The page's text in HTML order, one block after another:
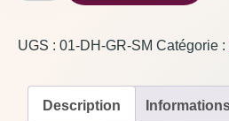
UGS : 01-DH-GR-SM Catégorie :
Description